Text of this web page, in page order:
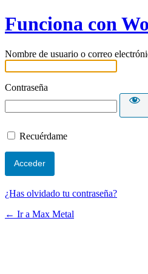
Funciona con
Nombre de usuario o correo
Contraseña
Recuérdame
¿Has olvidado tu contraseña?
← Ir a Max Metal